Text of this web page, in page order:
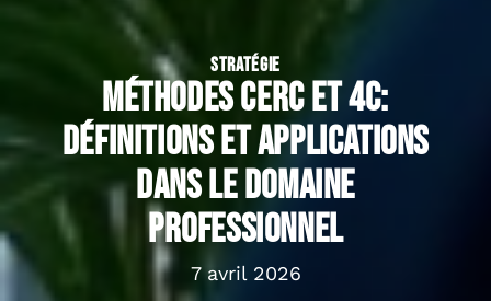
STRATÉGIE
Méthodes Cerc et 4C:
définitions et applications
dans le domaine
professionnel
7 avril 2026